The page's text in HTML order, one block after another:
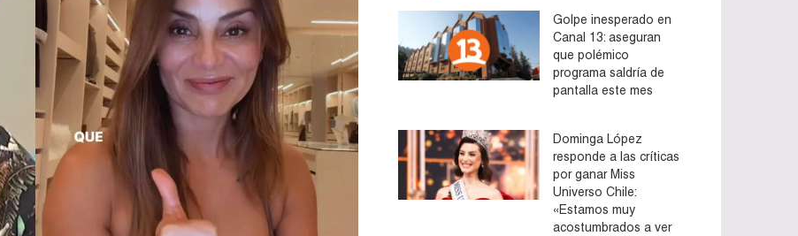
Golpe inesperado en
Canal 13: aseguran
que polémico
programa saldría de
pantalla este mes
Dominga López
responde a las críticas
por ganar Miss
Universo Chile:
«Estamos muy
acostumbrados a ver